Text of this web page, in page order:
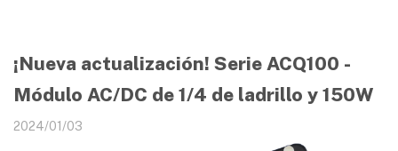
¡Nueva actualización! Serie ACQ100 -
Módulo AC/DC de 1/4 de ladrillo y 150W
2024/01/03